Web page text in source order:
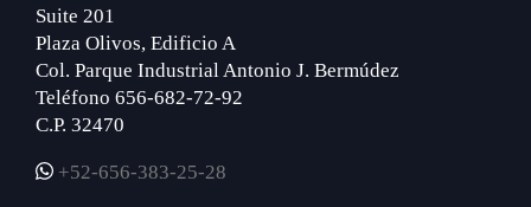
Suite 201
Plaza Olivos, Edificio A
Col. Parque Industrial Antonio J. Bermúdez
Teléfono 656-682-72-92
C.P. 32470
+52-656-383-25-28